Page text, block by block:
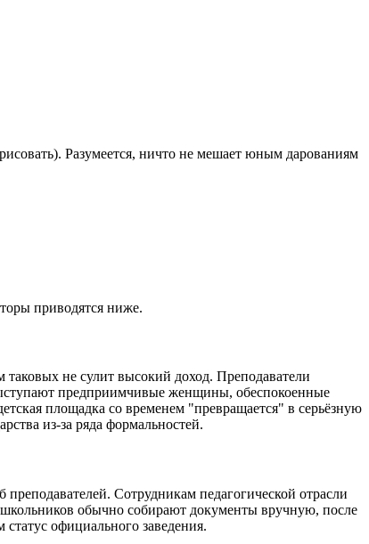
Разумеется, ничто не мешает юным дарованиям
приводятся ниже.
не сулит высокий доход. Преподаватели
предприимчивые женщины, обеспокоенные
площадка со временем "превращается" в серьёзную
из-за ряда формальностей.
Сотрудникам педагогической отрасли
обычно собирают документы вручную, после
официального заведения.